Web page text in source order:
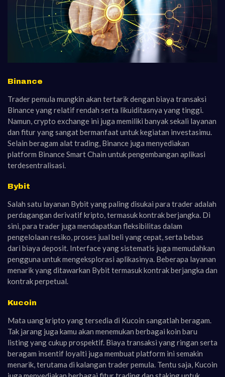
Binance
Trader pemula mungkin akan tertarik dengan biaya transaksi
Binance yang relatif rendah serta likuiditasnya yang tinggi.
Namun, crypto exchange ini juga memiliki banyak sekali layanan
dan fitur yang sangat bermanfaat untuk kegiatan investasimu.
Selain beragam alat trading, Binance juga menyediakan
platform Binance Smart Chain untuk pengembangan aplikasi
terdesentralisasi.
Bybit
Salah satu layanan Bybit yang paling disukai para trader adalah
perdagangan derivatif kripto, termasuk kontrak berjangka. Di
sini, para trader juga mendapatkan fleksibilitas dalam
pengelolaan resiko, proses jual beli yang cepat, serta bebas
dari biaya deposit. Interface yang sistematis juga memudahkan
pengguna untuk mengeksplorasi aplikasinya. Beberapa layanan
menarik yang ditawarkan Bybit termasuk kontrak berjangka dan
kontrak perpetual.
Kucoin
Mata uang kripto yang tersedia di Kucoin sangatlah beragam.
Tak jarang juga kamu akan menemukan berbagai koin baru
listing yang cukup prospektif. Biaya transaksi yang ringan serta
beragam insentif loyalti juga membuat platform ini semakin
menarik, terutama di kalangan trader pemula. Tentu saja, Kucoin